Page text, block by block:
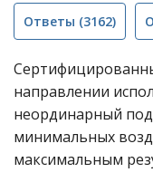
Ответы (3162)
направлении
неординарный
минимальных
максимальным